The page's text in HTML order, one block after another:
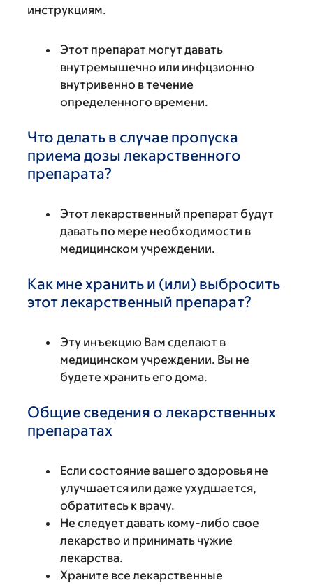
инструкциям.
Этот препарат могут давать
внутремышечно или инфцзионно
внутривенно в течение
определенного времени.
Что делать в случае пропуска
приема дозы лекарственного
препарата?
Этот лекарственный препарат будут
давать по мере необходимости в
медицинском учреждении.
Как мне хранить и (или) выбросить
этот лекарственный препарат?
Эту инъекцию Вам сделают в
медицинском учреждении. Вы не
будете хранить его дома.
Общие сведения о лекарственных
препаратах
Если состояние вашего здоровья не
улучшается или даже ухудшается,
обратитесь к врачу.
Не следует давать кому-либо свое
лекарство и принимать чужие
лекарства.
Храните все лекарственные